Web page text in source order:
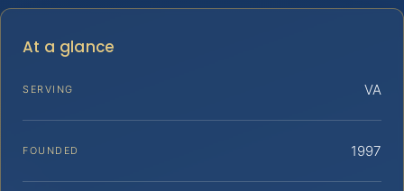
At a glance
SERVING VA
FOUNDED 1997